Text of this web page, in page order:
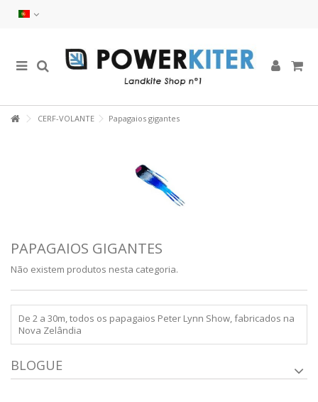
CERF-VOLANTE Papagaios gigantes
PAPAGAIOS GIGANTES
Não existem produtos nesta categoria.
De 2 a 30m, todos os papagaios Peter Lynn Show, fabricados na
Nova Zelândia
BLOGUE